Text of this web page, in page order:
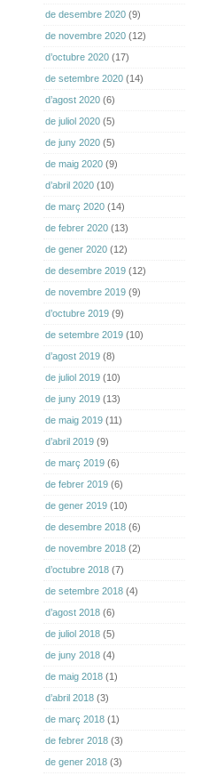
de desembre 2020 (9)
de novembre 2020 (12)
d’octubre 2020 (17)
de setembre 2020 (14)
d’agost 2020 (6)
de juliol 2020 (5)
de juny 2020 (5)
de maig 2020 (9)
d’abril 2020 (10)
de març 2020 (14)
de febrer 2020 (13)
de gener 2020 (12)
de desembre 2019 (12)
de novembre 2019 (9)
d’octubre 2019 (9)
de setembre 2019 (10)
d’agost 2019 (8)
de juliol 2019 (10)
de juny 2019 (13)
de maig 2019 (11)
d’abril 2019 (9)
de març 2019 (6)
de febrer 2019 (6)
de gener 2019 (10)
de desembre 2018 (6)
de novembre 2018 (2)
d’octubre 2018 (7)
de setembre 2018 (4)
d’agost 2018 (6)
de juliol 2018 (5)
de juny 2018 (4)
de maig 2018 (1)
d’abril 2018 (3)
de març 2018 (1)
de febrer 2018 (3)
de gener 2018 (3)